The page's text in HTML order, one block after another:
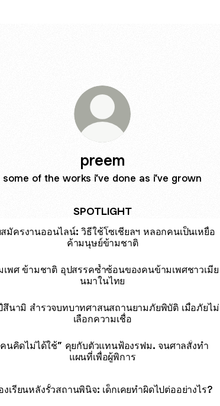
preem
some of the works i’ve done as i’ve grown
SPOTLIGHT
มัครงานออนไลน์: วิธีใช้โซเชียลฯ หลอกคนเป็นเหยื่อ
ค้ามนุษย์ข้ามชาติ
เพศ ข้ามชาติ อุปสรรคซ้ำซ้อนของคนข้ามเพศชาวเมีย
นมาในไทย
สึนามิ สำรวจบทบาทศาสนสถานยามภัยพิบัติ เมื่อภัยไม่
เลือกความเชื่อ
นคิดไม่ได้ใช้” คุยกับตัวแทนฟ้องรฟม. จนศาลสั่งทำ
แผนที่เพื่อผู้พิการ
ห้องเรียนหลังรั้วสถานพินิจ: เด็กเคยทำผิดไปต่ออย่างไร?